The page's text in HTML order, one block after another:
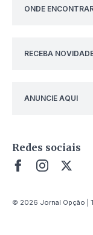
ONDE
RECEBA
ANUNCIE AQUI
Redes sociais
© 2026 Jornal Opção |